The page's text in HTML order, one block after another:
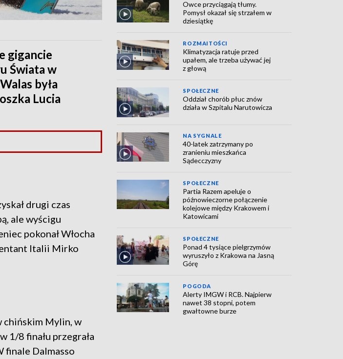
gigancie
Świata w
była
Lucia
drugi czas
ale wyścigu
pokonał Włocha
Italii Mirko
chińskim Mylin, w
1/8 finału przegrała
finale Dalmasso
Owce przyciągają tłumy.
Pomysł okazał się strzałem w
dziesiątkę
ROZMAITOŚCI
Klimatyzacja ratuje przed
upałem, ale trzeba używać jej
z głową
SPOŁECZNE
Oddział chorób płuc znów
działa w Szpitalu Narutowicza
NA SYGNALE
40-latek zatrzymany po
zranieniu mieszkańca
Sądecczyzny
SPOŁECZNE
Partia Razem apeluje o
późnowieczorne połączenie
kolejowe między Krakowem i
Katowicami
SPOŁECZNE
Ponad 4 tysiące pielgrzymów
wyruszyło z Krakowa na Jasną
Górę
POGODA
Alerty IMGW i RCB. Najpierw
nawet 38 stopni, potem
gwałtowne burze